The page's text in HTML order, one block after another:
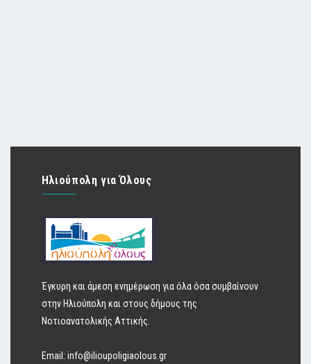
Ηλιούπολη για Όλους
Έγκυρη και άμεση ενημέρωση για όλα όσα συμβαίνουν
στην Ηλιούπολη και στους δήμους της
Νοτιοανατολικής Αττικής.
Email: info@ilioupoligiaolous.gr